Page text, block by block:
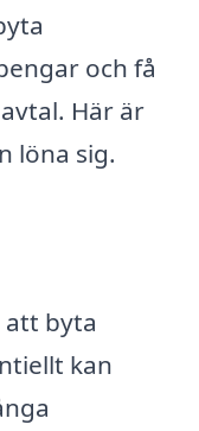
och få
Här är
löna sig.
att byta
kan